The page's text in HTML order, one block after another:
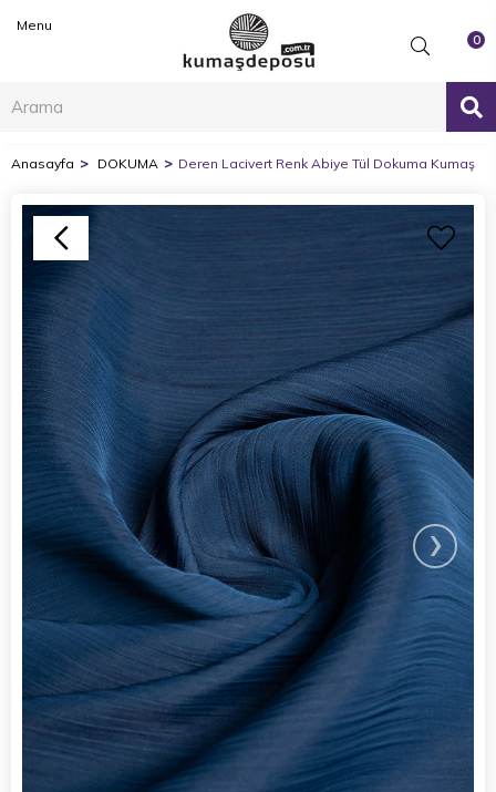
0
Menu
Anasayfa DOKUMA Deren Lacivert Renk Abiye Tül Dokuma Kumaş
›